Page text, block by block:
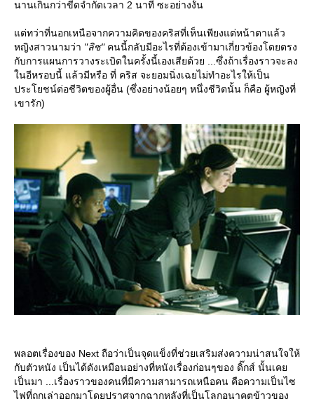
นานเกินกว่าขีดจำกัดเวลา 2 นาที ซะอย่างงั้น
ต่ทว่าที่นอกเหนือจากความคิดของคริสที่เห็นเพียงแต่หน้าตาแล้ว
หญิงสาวนามว่า "ลิซ"คนนี้กลับมีอะไรที่ต้องเข้ามาเกี่ยวข้องโดยตรง
กับการแผนการวางระเบิดในครั้งนี้เองเสียด้วย ...ซึ่งถ้าเรื่องราวจะลง
นอีหรอบนี้ แล้วมีหรือ ที่ คริส จะยอมนิ่งเฉยไม่ทำอะไรให้เป็น
ประโยชน์ต่อชีวิตของผู้อื่น (ซึ่งอย่างน้อยๆ หนึ่งชีวิตนั้น ก็คือ ผู้หญิงที่
เขารัก)
พลอตเรื่องของ Next ถือว่าเป็นจุดแข็งที่ช่วยเสริมส่งความน่าสนใจให้
กับตัวหนัง เป็นได้ดังเหมือนอย่างที่หนังเรื่องก่อนๆของ ดิ๊กส์ นั้นเค
เป็นมา ...เรื่องราวของคนที่มีความสามารถเหนือคน คือความเป็นไซ
ไฟที่ถูกเล่าออกมาโดยปราศจากฉากหลังที่เป็นโลกอนาคตข้าวของ